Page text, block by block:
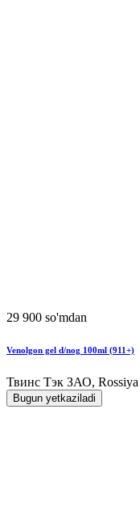
29 900 so'mdan
Venolgon gel d/nog 100ml (911+)
Твинс Тэк ЗАО, Rossiya
Bugun yetkaziladi